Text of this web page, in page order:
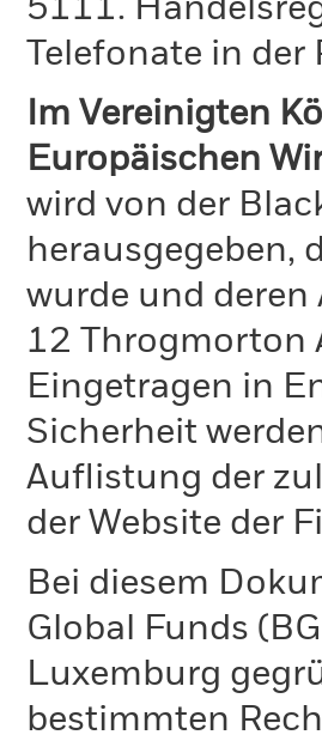
5111.
Telefonate in
Im Vereinigten
Europäischen
wird von der
herausgegeben,
wurde und
12 Throgmorton
Eingetragen in
Sicherheit
Auflistung der
der Website der
Bei diesem
Global Funds
Luxemburg
bestimmten